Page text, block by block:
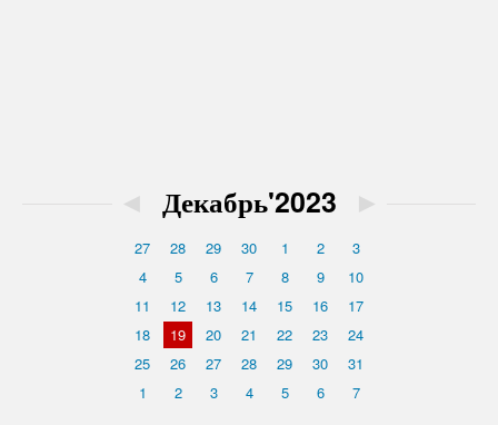
◄ Декабрь'2023 ►
27 28 29 30 1 2
3
4
5 6 7 8 9
10
11
12 13 14 15 16
17
18
19 20 21 22 23
24
25
26 27 28 29 30
31
1
2 3 4 5 6 7